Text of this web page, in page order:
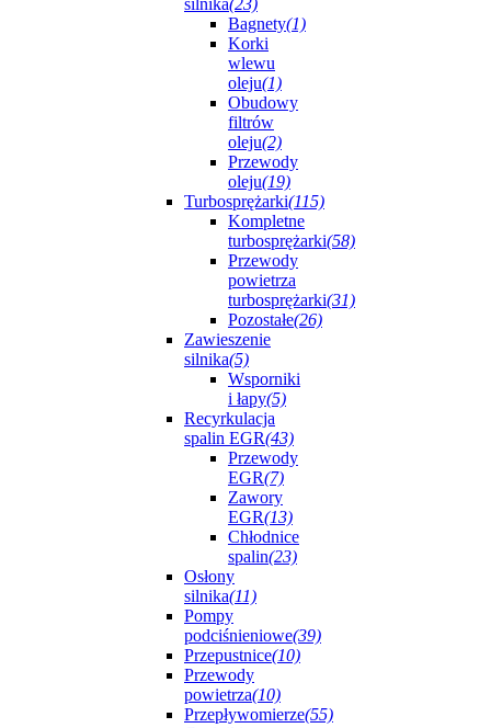
Bagnety(1)
Korki
wlewu
oleju(1)
Obudowy
filtrów
oleju(2)
Przewody
oleju(19)
Turbosprężarki(115)
Kompletne
turbosprężarki(58)
Przewody
powietrza
turbosprężarki(31)
Pozostałe(26)
Zawieszenie
silnika(5)
Wsporniki
i łapy(5)
Recyrkulacja
spalin EGR(43)
Przewody
EGR(7)
Zawory
EGR(13)
Chłodnice
spalin(23)
Osłony
silnika(11)
Pompy
podciśnieniowe(39)
Przepustnice(10)
Przewody
powietrza(10)
Przepływomierze(55)